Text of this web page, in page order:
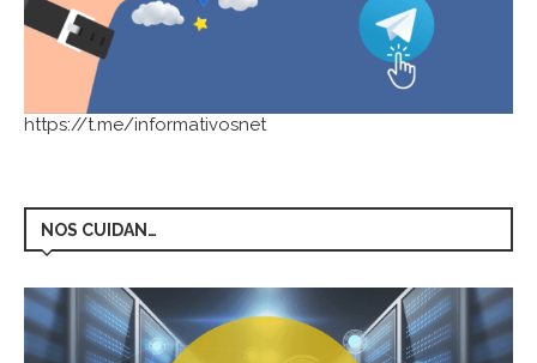
https://t.me/informativosnet
NOS CUIDAN…